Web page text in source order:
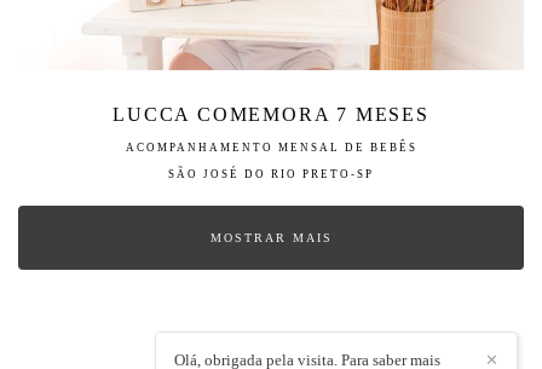
LUCCA COMEMORA 7 MESES
ACOMPANHAMENTO MENSAL DE BEBÊS
SÃO JOSÉ DO RIO PRETO-SP
MOSTRAR MAIS
✕
Olá, obrigada pela visita. Para saber mais